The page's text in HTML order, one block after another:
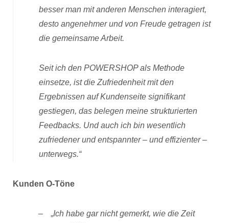
besser man mit anderen Menschen interagiert,
desto angenehmer und von Freude getragen ist
die gemeinsame Arbeit.
Seit ich den POWERSHOP als Methode
einsetze, ist die Zufriedenheit mit den
Ergebnissen auf Kundenseite signifikant
gestiegen, das belegen meine strukturierten
Feedbacks. Und auch ich bin wesentlich
zufriedener und entspannter – und effizienter –
unterwegs.“
Kunden O-Töne
„Ich habe gar nicht gemerkt, wie die Zeit